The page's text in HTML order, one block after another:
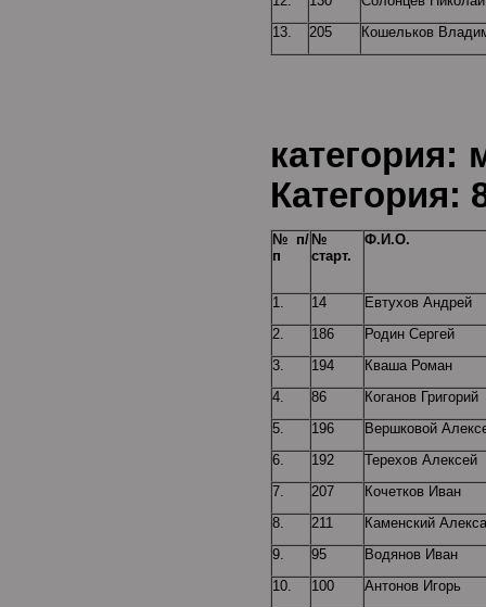
13.
205 Кошельков
Категория:
№ п/
п
№
старт.
Ф.И.О.
1. 14
Евтухов Андрей
2.
186
Родин Сергей
3.
194
Кваша Роман
4.
86
Коганов Григорий
5.
196
Вершковой
6.
192
Терехов Алексей
7.
207
Кочетков Иван
8.
211
Каменский
9.
95
Водянов Иван
10.
100
Антонов Игорь